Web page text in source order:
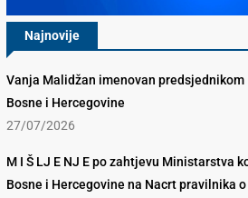
Najnovije
Vanja Malidžan imenovan
Bosne i Hercegovine
27/07/2026
M I Š LJ E NJ E po zahtjevu Ministarstva
Bosne i Hercegovine na Nacrt pravilnika